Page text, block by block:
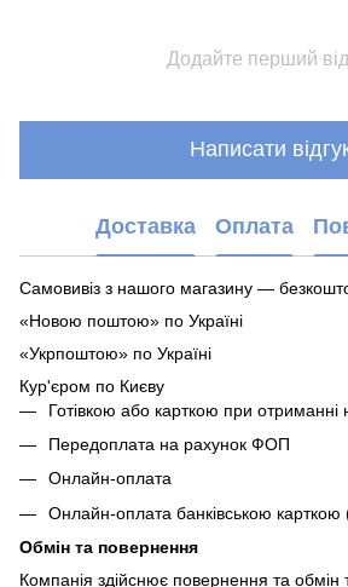
Додайте перший
Написати
Доставка Оплата
Самовивіз з нашого магазину —
«Новою поштою» по Україні
«Укрпоштою» по Україні
Кур'єром по Києву
Готівкою або карткою при отриманні
Передоплата на рахунок ФОП
Онлайн-оплата
Онлайн-оплата банківською карткою
Обмін та повернення
Компанія здійснює повернення та обмін